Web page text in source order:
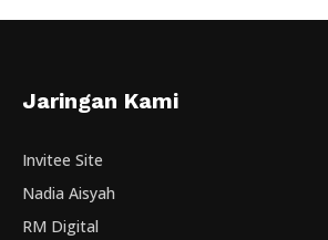
Jaringan Kami
Invitee Site
Nadia Aisyah
RM Digital